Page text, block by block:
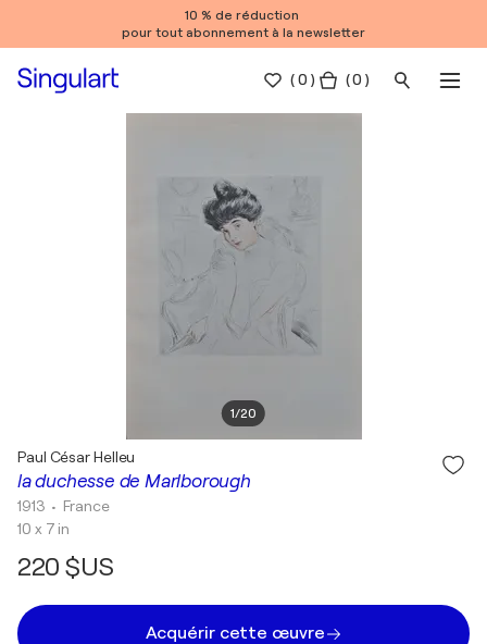
10 % de réduction
pour tout abonnement à la newsletter
(0 ) ( 0 )
1/20
la duchesse de Marlborough
Paul César Helleu
1913 • France
10 x 7 in
220 $US
Acquérir cette œuvre